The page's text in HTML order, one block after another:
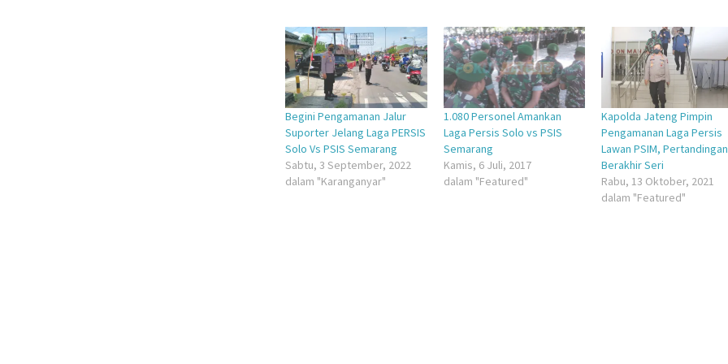
di
jendela
yang
baru)
di
jendela
yang
baru)
(Membuka
di
jendela
yang
baru)
di
jendela
yang
baru)
Begini Pengamanan Jalur
Suporter Jelang Laga PERSIS
Solo Vs PSIS Semarang
Sabtu, 3 September, 2022
dalam "Karanganyar"
1.080 Personel Amankan
Laga Persis Solo vs PSIS
Semarang
Kamis, 6 Juli, 2017
dalam "Featured"
Kapolda Jateng Pimpin
Pengamanan Laga Persis
Lawan PSIM, Pertandingan
Berakhir Seri
Rabu, 13 Oktober, 2021
dalam "Featured"